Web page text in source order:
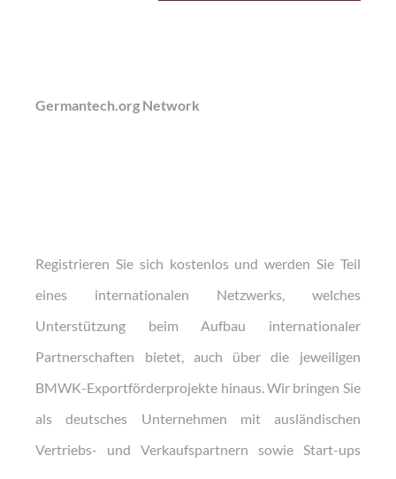
Germantech.org Network
Registrieren Sie sich kostenlos und werden Sie Teil
eines internationalen Netzwerks, welches
Unterstützung beim Aufbau internationaler
Partnerschaften bietet, auch über die jeweiligen
BMWK-Exportförderprojekte hinaus. Wir bringen Sie
als deutsches Unternehmen mit ausländischen
Vertriebs- und Verkaufspartnern sowie Start-ups